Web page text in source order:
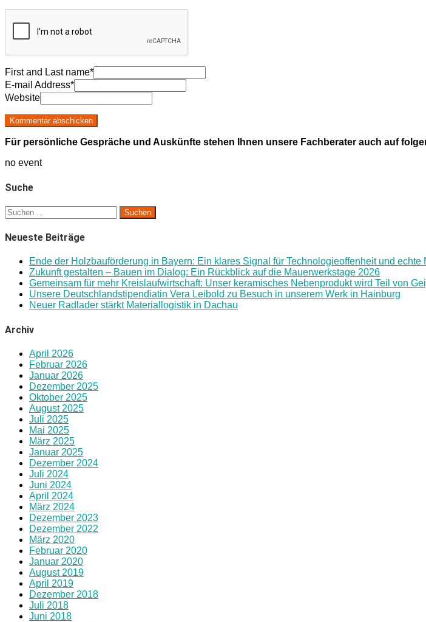
First and Last name*
E-mail Address*
Website
Für persönliche Gespräche und Auskünfte stehen Ihnen unsere Fachberater auch auf
no event
Suche
Suchen
nach:
Neueste Beiträge
Ende der Holzbauförderung in Bayern: Ein klares Signal für Technologieoffenheit und echte
Zukunft gestalten – Bauen im Dialog: Ein Rückblick auf die Mauerwerkstage 2026
Gemeinsam für mehr Kreislaufwirtschaft: Unser keramisches Nebenprodukt wird Teil von
Unsere Deutschlandstipendiatin Vera Leibold zu Besuch in unserem Werk in Hainburg
Neuer Radlader stärkt Materiallogistik in Dachau
Archiv
April 2026
Februar 2026
Januar 2026
Dezember 2025
Oktober 2025
August 2025
Juli 2025
Mai 2025
März 2025
Januar 2025
Dezember 2024
Juli 2024
Juni 2024
April 2024
März 2024
Dezember 2023
Dezember 2022
März 2020
Februar 2020
Januar 2020
August 2019
April 2019
Dezember 2018
Juli 2018
Juni 2018